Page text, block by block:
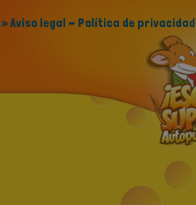
» Aviso legal - Política de privacidad